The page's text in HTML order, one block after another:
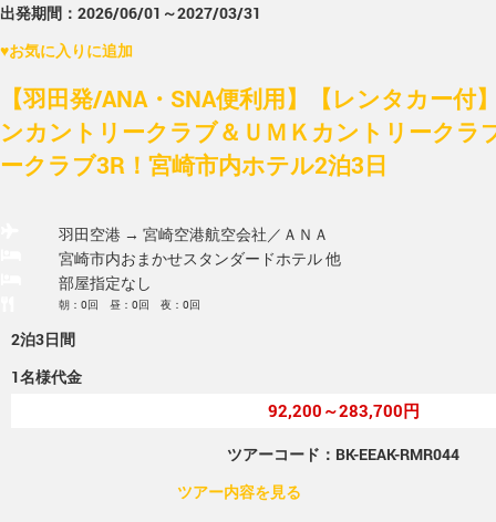
出発期間：2026/06/01～2027/03/31
♥お気に入りに追加
【羽田発/ANA・SNA便利用】【レンタカー付
ンカントリークラブ＆ＵＭＫカントリークラ
ークラブ3R！宮崎市内ホテル2泊3日
羽田空港 → 宮崎空港航空会社／ＡＮＡ
宮崎市内おまかせスタンダードホテル 他
部屋指定なし
朝：0回 昼：0回 夜：0回
2泊3日間
1名様代金
92,200～283,700円
ツアーコード：BK-EEAK-RMR044
ツアー内容を見る